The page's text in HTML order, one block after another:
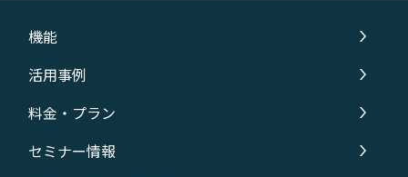
機能
活用事例
料金・プラン
セミナー情報